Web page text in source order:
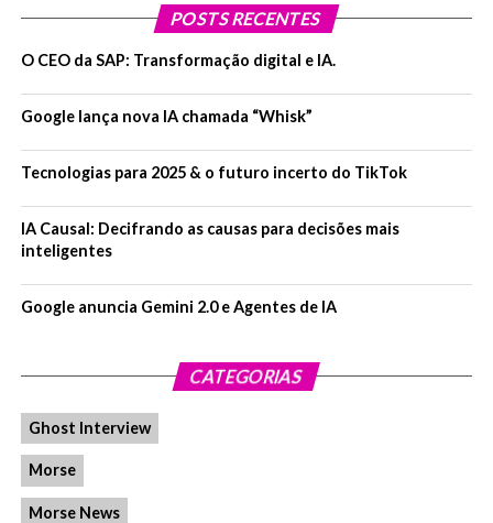
POSTS RECENTES
O CEO da SAP: Transformação digital e IA.
Google lança nova IA chamada “Whisk”
Tecnologias para 2025 & o futuro incerto do TikTok
IA Causal: Decifrando as causas para decisões mais
inteligentes
Google anuncia Gemini 2.0 e Agentes de IA
CATEGORIAS
Ghost Interview
Morse
Morse News